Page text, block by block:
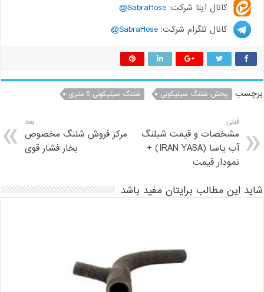
کانال ایتا شرکت:SabraHose@
کانال تلگرام شرکت:SabraHose@
برچسب پخش شلنگ سیلیکونی شلنگ سیلیکونی 5 متری
قبلی
مشخصات و قیمت شیلنگ
آب یاسا (IRAN YASA) +
نمودار قیمت
بعد
مرکز فروش شلنگ مخصوص
بخار فشار قوی
شاید این مطالب برایتان مفید باشد